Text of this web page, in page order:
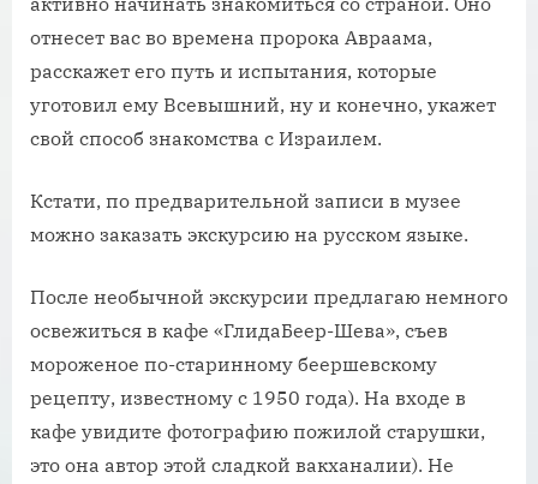
отнесет вас во времена пророка Авраама,
расскажет его путь и испытания, которые
уготовил ему Всевышний, ну и конечно, укажет
свой способ знакомства с Израилем.
Кстати, по предварительной записи в музее
можно заказать экскурсию на русском языке.
После необычной экскурсии предлагаю немного
освежиться в кафе «ГлидаБеер-Шева», съев
мороженое по-старинному беершевскому
рецепту, известному с 1950 года). На входе в
кафе увидите фотографию пожилой старушки,
это она автор этой сладкой вакханалии). Не